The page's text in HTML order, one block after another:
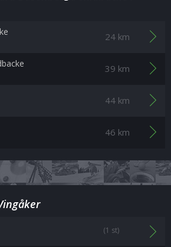
24 km
39 km
44 km
46 km
(1 st)